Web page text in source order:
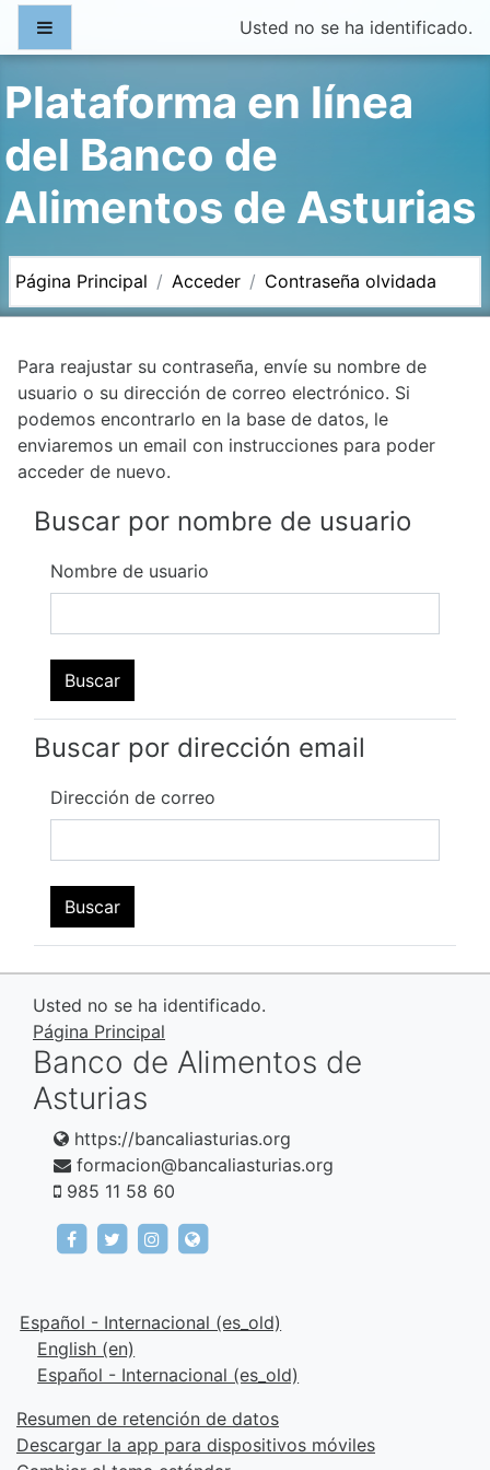
Salta al contenido principal
Usted no se ha identificado.
Plataforma en línea
del Banco de
Alimentos de Asturias
Página Principal Acceder Contraseña olvidada
Para reajustar su contraseña, envíe su nombre de
usuario o su dirección de correo electrónico. Si
podemos encontrarlo en la base de datos, le
enviaremos un email con instrucciones para poder
acceder de nuevo.
Buscar por nombre de usuario
Nombre de usuario
Buscar por dirección email
Dirección de correo
Usted no se ha identificado.
Página Principal
Banco de Alimentos de
Asturias
https://bancaliasturias.org
formacion@bancaliasturias.org
985 11 58 60
https://www.facebook.com/
https://twitter.com/bancaliasturias
https://www.instagram.com/
Español - Internacional ‎(es_old)‎
English ‎(en)‎
Español - Internacional ‎(es_old)‎
Resumen de retención de datos
Descargar la app para dispositivos móviles